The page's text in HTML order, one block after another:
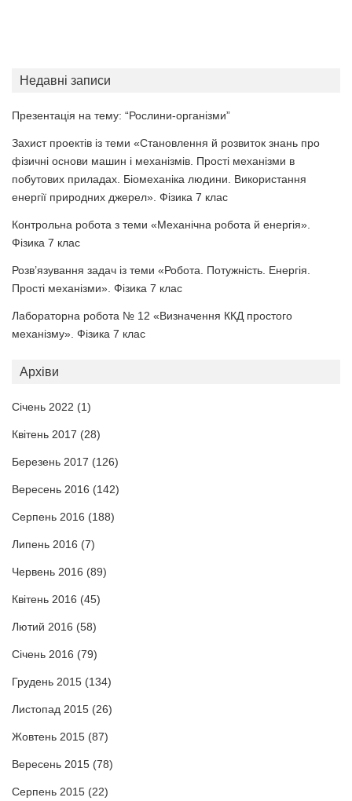
Недавні записи
Презентація на тему: “Рослини-організми”
Захист проектів із теми «Становлення й розвиток знань про
фізичні основи машин і механізмів. Прості механізми в
побутових приладах. Біомеханіка людини. Використання
енергії природних джерел». Фізика 7 клас
Контрольна робота з теми «Механічна робота й енергія».
Фізика 7 клас
Розв’язування задач із теми «Робота. Потужність. Енергія.
Прості механізми». Фізика 7 клас
Лабораторна робота № 12 «Визначення ККД простого
механізму». Фізика 7 клас
Архіви
Січень 2022 (1)
Квітень 2017 (28)
Березень 2017 (126)
Вересень 2016 (142)
Серпень 2016 (188)
Липень 2016 (7)
Червень 2016 (89)
Квітень 2016 (45)
Лютий 2016 (58)
Січень 2016 (79)
Грудень 2015 (134)
Листопад 2015 (26)
Жовтень 2015 (87)
Вересень 2015 (78)
Серпень 2015 (22)